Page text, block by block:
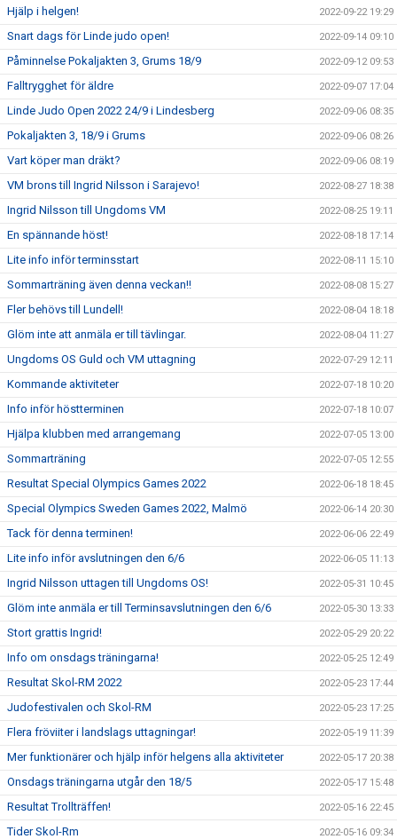
Hjälp i helgen! 2022-09-22 19:29
Snart dags för Linde judo open! 2022-09-14 09:10
Påminnelse Pokaljakten 3, Grums 18/9 2022-09-12 09:53
Falltrygghet för äldre 2022-09-07 17:04
Linde Judo Open 2022 24/9 i Lindesberg 2022-09-06 08:35
Pokaljakten 3, 18/9 i Grums 2022-09-06 08:26
Vart köper man dräkt? 2022-09-06 08:19
VM brons till Ingrid Nilsson i Sarajevo! 2022-08-27 18:38
Ingrid Nilsson till Ungdoms VM 2022-08-25 19:11
En spännande höst! 2022-08-18 17:14
Lite info inför terminsstart 2022-08-11 15:10
Sommarträning även denna veckan!! 2022-08-08 15:27
Fler behövs till Lundell! 2022-08-04 18:18
Glöm inte att anmäla er till tävlingar. 2022-08-04 11:27
Ungdoms OS Guld och VM uttagning 2022-07-29 12:11
Kommande aktiviteter 2022-07-18 10:20
Info inför höstterminen 2022-07-18 10:07
Hjälpa klubben med arrangemang 2022-07-05 13:00
Sommarträning 2022-07-05 12:55
Resultat Special Olympics Games 2022 2022-06-18 18:45
Special Olympics Sweden Games 2022, Malmö 2022-06-14 20:30
Tack för denna terminen! 2022-06-06 22:49
Lite info inför avslutningen den 6/6 2022-06-05 11:13
Ingrid Nilsson uttagen till Ungdoms OS! 2022-05-31 10:45
Glöm inte anmäla er till Terminsavslutningen den 6/6 2022-05-30 13:33
Stort grattis Ingrid! 2022-05-29 20:22
Info om onsdags träningarna! 2022-05-25 12:49
Resultat Skol-RM 2022 2022-05-23 17:44
Judofestivalen och Skol-RM 2022-05-23 17:25
Flera fröviiter i landslags uttagningar! 2022-05-19 11:39
Mer funktionärer och hjälp inför helgens alla aktiviteter 2022-05-17 20:38
Onsdags träningarna utgår den 18/5 2022-05-17 15:48
Resultat Trollträffen! 2022-05-16 22:45
Tider Skol-Rm 2022-05-16 09:34